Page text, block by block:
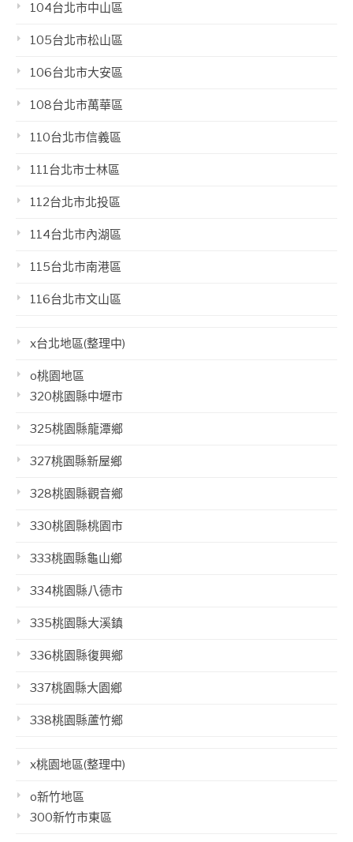
104台北市中山區
105台北市松山區
106台北市大安區
108台北市萬華區
110台北市信義區
111台北市士林區
112台北市北投區
114台北市內湖區
115台北市南港區
116台北市文山區
x台北地區(整理中)
o桃園地區
320桃園縣中壢市
325桃園縣龍潭鄉
327桃園縣新屋鄉
328桃園縣觀音鄉
330桃園縣桃園市
333桃園縣龜山鄉
334桃園縣八德市
335桃園縣大溪鎮
336桃園縣復興鄉
337桃園縣大園鄉
338桃園縣蘆竹鄉
x桃園地區(整理中)
o新竹地區
300新竹市東區